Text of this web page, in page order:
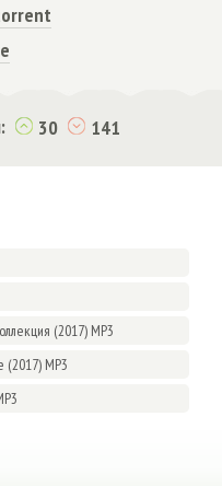
30 141
(2017) MP3
(2017) MP3